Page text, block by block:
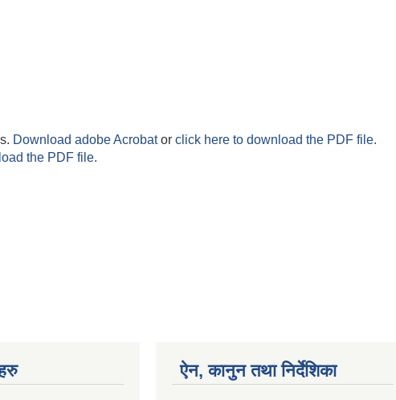
Download adobe Acrobator click here to download the PDF file.
the PDF file.
ऐन, कानुन तथा निर्देशिका